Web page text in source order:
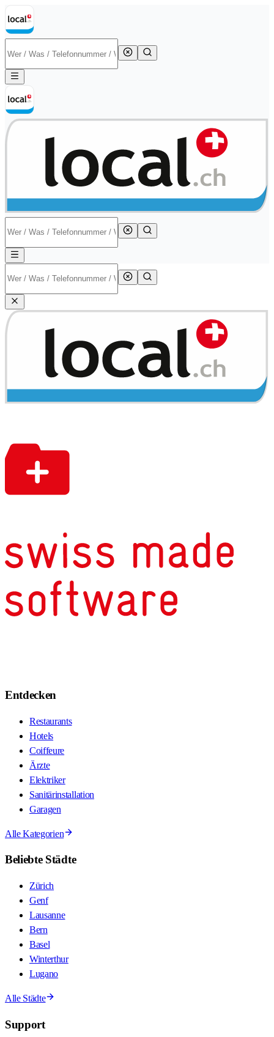
Entdecken
Restaurants
Hotels
Coiffeure
Ärzte
Elektriker
Sanitärinstallation
Garagen
Alle Kategorien
Beliebte Städte
Zürich
Genf
Lausanne
Bern
Basel
Winterthur
Lugano
Alle Städte
Support